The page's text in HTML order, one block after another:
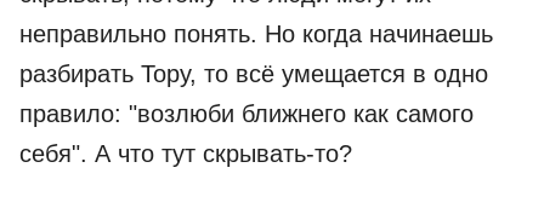
неправильно понять. Но когда начинаешь
разбирать Тору, то всё умещается в одно
правило: "возлюби ближнего как самого
себя". А что тут скрывать-то?